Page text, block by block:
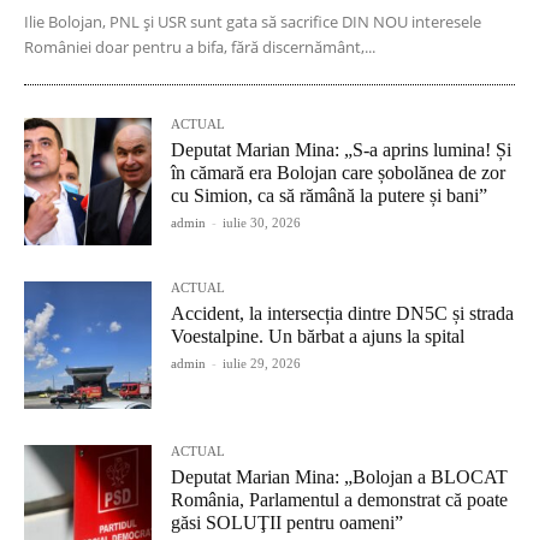
Ilie Bolojan, PNL și USR sunt gata să sacrifice DIN NOU interesele
României doar pentru a bifa, fără discernământ,...
ACTUAL
Deputat Marian Mina: „S-a aprins lumina! Și
în cămară era Bolojan care șobolănea de zor
cu Simion, ca să rămână la putere și bani”
admin - iulie 30, 2026
ACTUAL
Accident, la intersecția dintre DN5C și strada
Voestalpine. Un bărbat a ajuns la spital
admin - iulie 29, 2026
ACTUAL
Deputat Marian Mina: „Bolojan a BLOCAT
România, Parlamentul a demonstrat că poate
găsi SOLUŢII pentru oameni”